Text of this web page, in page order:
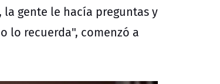
gente le hacía preguntas y
lo recuerda", comenzó a